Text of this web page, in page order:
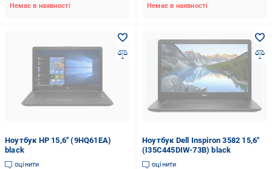
Немає в наявності Немає в наявності
Ноутбук HP 15,6" (9HQ61EA)
black
оцінити
Ноутбук Dell Inspiron 3582 15,6"
(I35C445DIW-73B) black
оцінити